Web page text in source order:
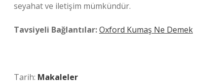
seyahat ve iletişim mümkündür.
Tavsiyeli Bağlantılar:Oxford Kumaş Ne Demek
Tarih: Makaleler